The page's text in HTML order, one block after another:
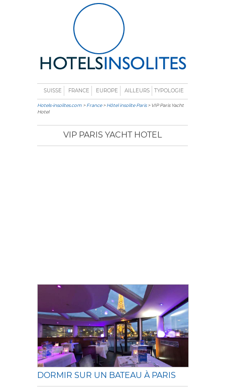
SUISSE FRANCE EUROPE AILLEURS TYPOLOGIE
Hotels-insolites.com >France>Hôtel insolite Paris> VIP Paris Yacht
Hotel
VIP PARIS YACHT HOTEL
DORMIR SUR UN BATEAU À PARIS